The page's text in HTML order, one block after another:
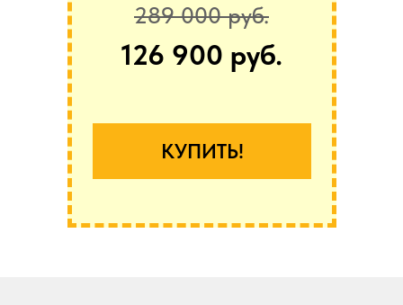
126 900 руб.
КУПИТЬ!
289 000 руб.